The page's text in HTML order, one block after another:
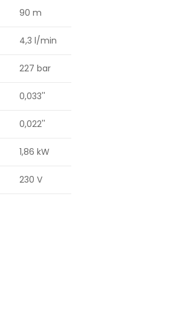
90 m
4,3 l/min
227 bar
0,033''
0,022''
1,86 kW
230 V